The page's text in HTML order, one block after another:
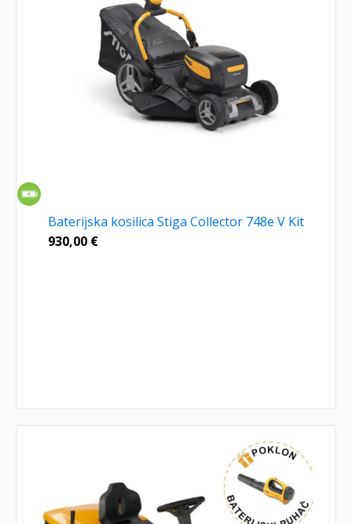
Baterijska kosilica Stiga Collector 748e V Kit
930,00 €